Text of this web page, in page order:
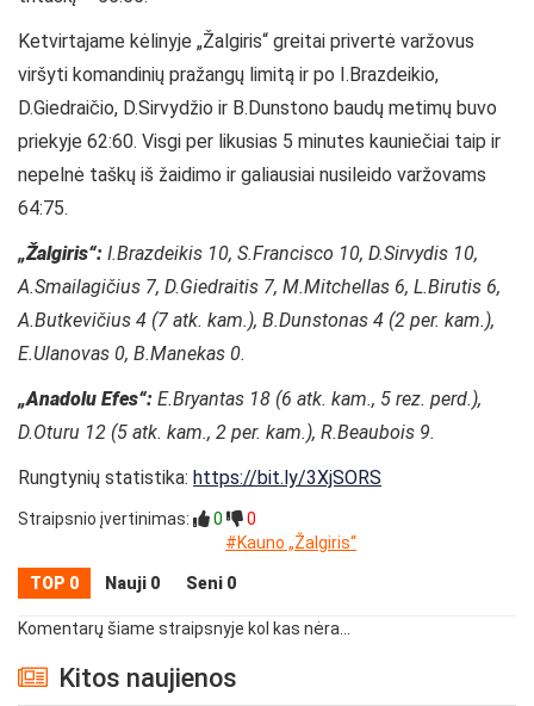
Ketvirtajame kėlinyje „Žalgiris“ greitai privertė varžovus
viršyti komandinių pražangų limitą ir po I.Brazdeikio,
D.Giedraičio, D.Sirvydžio ir B.Dunstono baudų metimų buvo
priekyje 62:60. Visgi per likusias 5 minutes kauniečiai taip ir
nepelnė taškų iš žaidimo ir galiausiai nusileido varžovams
64:75.
„Žalgiris“: I.Brazdeikis 10, S.Francisco 10, D.Sirvydis 10,
A.Smailagičius 7, D.Giedraitis 7, M.Mitchellas 6, L.Birutis 6,
A.Butkevičius 4 (7 atk. kam.), B.Dunstonas 4 (2 per. kam.),
E.Ulanovas 0, B.Manekas 0.
„Anadolu Efes“: E.Bryantas 18 (6 atk. kam., 5 rez. perd.),
D.Oturu 12 (5 atk. kam., 2 per. kam.), R.Beaubois 9.
Rungtynių statistika: https://bit.ly/3XjSORS
Straipsnio įvertinimas: 0
0
#Kauno „Žalgiris“
TOP 0 Nauji 0 Seni 0
Komentarų šiame straipsnyje kol kas nėra...
Kitos naujienos